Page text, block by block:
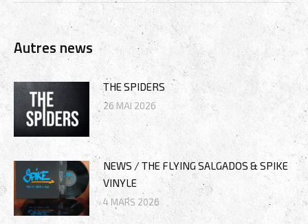
:
Autres news
THE SPIDERS
26 MAI 2026
NEWS / THE FLYING SALGADOS & SPIKE
VINYLE
4 MARS 2026